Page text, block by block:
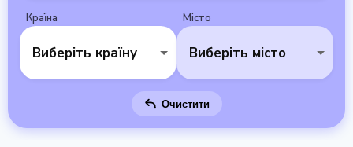
Країна
Виберіть країну
Місто
Виберіть місто
Очистити